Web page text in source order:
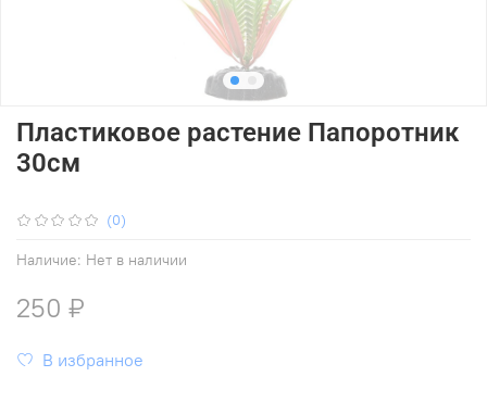
(0)
Наличие: Нет в наличии
Пластиковое растение Папоротник
30см
250 ₽
В избранное